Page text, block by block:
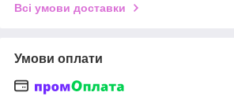
Всі умови доставки
Умови оплати